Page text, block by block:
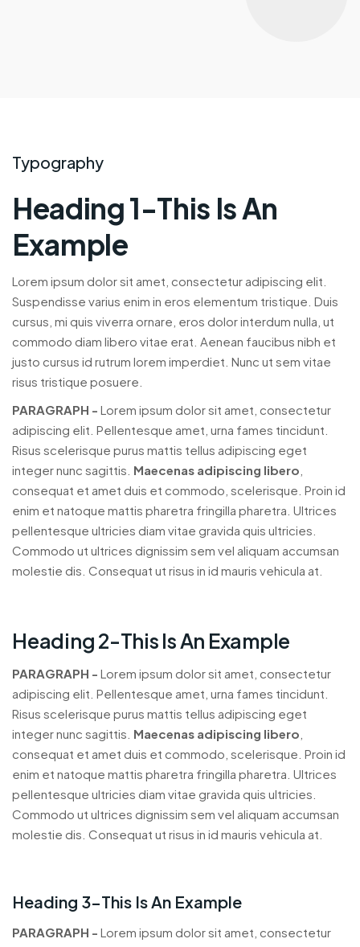
Typography
Heading 1-This Is An
Example
Lorem ipsum dolor sit amet, consectetur adipiscing elit.
Suspendisse varius enim in eros elementum tristique. Duis
cursus, mi quis viverra ornare, eros dolor interdum nulla, ut
commodo diam libero vitae erat. Aenean faucibus nibh et
justo cursus id rutrum lorem imperdiet. Nunc ut sem vitae
risus tristique posuere.
PARAGRAPH - Lorem ipsum dolor sit amet, consectetur
adipiscing elit. Pellentesque amet, urna fames tincidunt.
Risus scelerisque purus mattis tellus adipiscing eget
integer nunc sagittis. Maecenas adipiscing libero
consequat et amet duis et commodo, scelerisque. Proin id
enim et natoque mattis pharetra fringilla pharetra. Ultrices
pellentesque ultricies diam vitae gravida quis ultricies.
Commodo ut ultrices dignissim sem vel aliquam accumsan
molestie dis. Consequat ut risus in id mauris vehicula at.
Heading 2-This Is An Example
PARAGRAPH - Lorem ipsum dolor sit amet, consectetur
adipiscing elit. Pellentesque amet, urna fames tincidunt.
Risus scelerisque purus mattis tellus adipiscing eget
integer nunc sagittis. Maecenas adipiscing libero
consequat et amet duis et commodo, scelerisque. Proin id
enim et natoque mattis pharetra fringilla pharetra. Ultrices
pellentesque ultricies diam vitae gravida quis ultricies.
Commodo ut ultrices dignissim sem vel aliquam accumsan
molestie dis. Consequat ut risus in id mauris vehicula at.
Heading 3-This Is An Example
PARAGRAPH - Lorem ipsum dolor sit amet, consectetur